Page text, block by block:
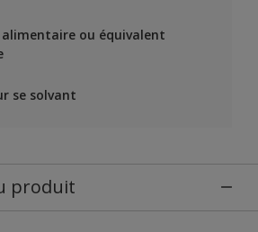
ou équivalent
se solvant
produit